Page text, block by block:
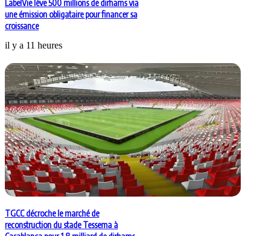
LabelVie lève 500 millions de dirhams via
une émission obligataire pour financer sa
croissance
il y a 11 heures
TGCC décroche le marché de
reconstruction du stade Tessema à